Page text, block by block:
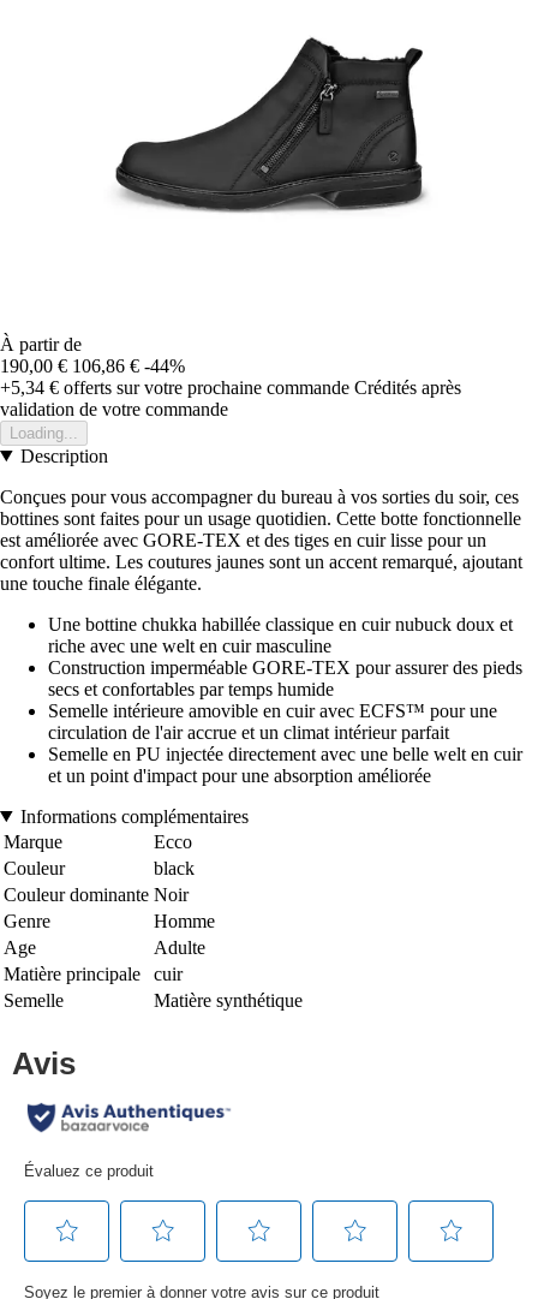
À partir de
190,00 € 106,86 € -44%
+5,34 € offerts sur votre prochaine commande Crédités après
validation de votre commande
Loading...
Description
Conçues pour vous accompagner du bureau à vos sorties du soir, ces
bottines sont faites pour un usage quotidien. Cette botte fonctionnelle
est améliorée avec GORE-TEX et des tiges en cuir lisse pour un
confort ultime. Les coutures jaunes sont un accent remarqué, ajoutant
une touche finale élégante.
Une bottine chukka habillée classique en cuir nubuck doux et
riche avec une welt en cuir masculine
Construction imperméable GORE-TEX pour assurer des pieds
secs et confortables par temps humide
Semelle intérieure amovible en cuir avec ECFS™ pour une
circulation de l'air accrue et un climat intérieur parfait
Semelle en PU injectée directement avec une belle welt en cuir
et un point d'impact pour une absorption améliorée
Informations complémentaires
Marque
Ecco
Couleur
black
Couleur dominante Noir
Genre
Homme
Age
Adulte
Matière principale
cuir
Semelle
Matière synthétique